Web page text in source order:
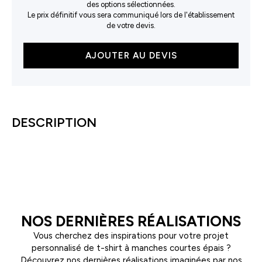
des options sélectionnées.
Le prix définitif vous sera communiqué lors de l'établissement
de votre devis.
AJOUTER AU DEVIS
DESCRIPTION
NOS DERNIÈRES RÉALISATIONS
Vous cherchez des inspirations pour votre projet
personnalisé de t-shirt à manches courtes épais ?